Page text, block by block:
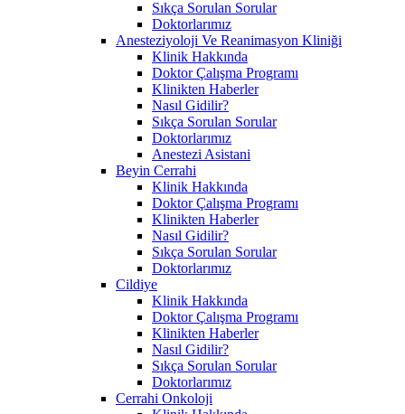
Sıkça Sorulan Sorular
Doktorlarımız
Anesteziyoloji Ve Reanimasyon Kliniği
Klinik Hakkında
Doktor Çalışma Programı
Klinikten Haberler
Nasıl Gidilir?
Sıkça Sorulan Sorular
Doktorlarımız
Anestezi Asistani
Beyin Cerrahi
Klinik Hakkında
Doktor Çalışma Programı
Klinikten Haberler
Nasıl Gidilir?
Sıkça Sorulan Sorular
Doktorlarımız
Cildiye
Klinik Hakkında
Doktor Çalışma Programı
Klinikten Haberler
Nasıl Gidilir?
Sıkça Sorulan Sorular
Doktorlarımız
Cerrahi Onkoloji